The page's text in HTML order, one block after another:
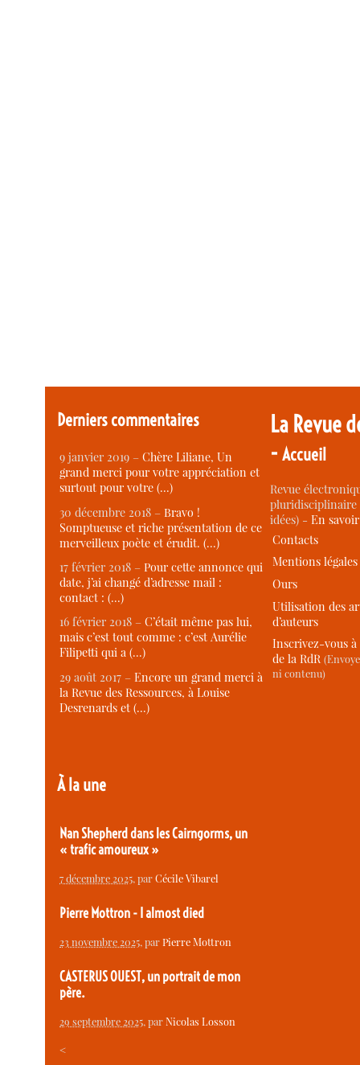
Derniers commentaires
9 janvier 2019 –Chère Liliane, Un
grand merci pour votre appréciation et
surtout pour votre (…)
30 décembre 2018 –Bravo !
Somptueuse et riche présentation de ce
merveilleux poète et érudit. (…)
17 février 2018 –Pour cette annonce qui
date, j’ai changé d’adresse mail :
contact : (…)
16 février 2018 –C’était même pas lui,
mais c’est tout comme : c’est Aurélie
Filipetti qui a (…)
29 août 2017 –Encore un grand merci à
la Revue des Ressources, à Louise
Desrenards et (…)
À la une
Nan Shepherd dans les Cairngorms, un
« trafic amoureux »
7 décembre 2025, parCécile Vibarel
Pierre Mottron - I almost died
23 novembre 2025, parPierre Mottron
CASTERUS OUEST, un portrait de mon
père.
29 septembre 2025, parNicolas Losson
<
La Revue
-Accueil
Revue
idées) -En
Contacts
Mentions légales
Ours
Utilisation des
d’auteurs
Inscrivez-vous
de la RdR
ni contenu)